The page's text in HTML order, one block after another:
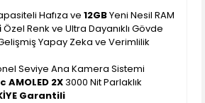
Hafıza ve 12GBYeni Nesil RAM
Özel Renk ve Ultra Dayanıklı Gövde
Yapay Zeka ve Verimlilik
Seviye Ana Kamera Sistemi
2X3000 Nit Parlaklık
Garantili